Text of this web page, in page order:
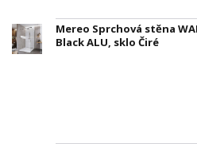
Mereo Sprchová stěna
Black ALU, sklo Čiré